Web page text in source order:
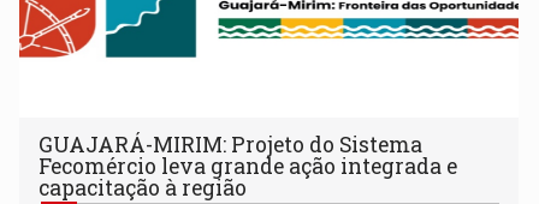
GUAJARÁ-MIRIM: Projeto do Sistema
Fecomércio leva grande ação integrada e
capacitação à região